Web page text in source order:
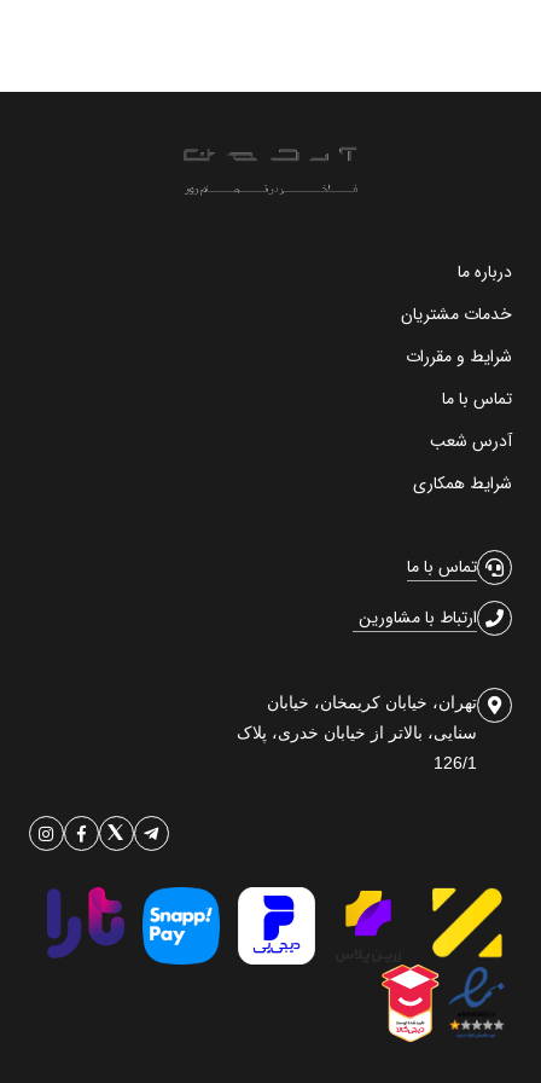
درباره ما
خدمات مشتریان
شرایط و مقررات
تماس با ما
آدرس شعب
شرایط همکاری
تماس با ما
ارتباط با مشاورین
تهران، خیابان کریمخان، خیابان
سنایی، بالاتر از خیابان خدری، پلاک
126/1